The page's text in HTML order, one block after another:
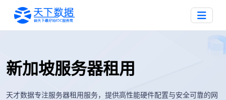
新加坡服务器租用
天才数据专注服务器租用服务，提供高性能硬件配置与安全可靠的网